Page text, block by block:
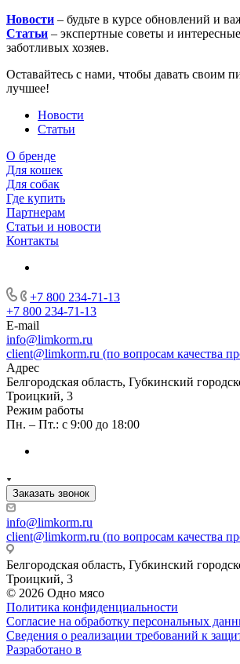
Новости – будьте в курсе обновлений и
Статьи – экспертные советы и
заботливых хозяев.
Оставайтесь с нами, чтобы давать своим
лучшее!
Новости
Статьи
О бренде
Для кошек
Для собак
Где купить
Партнерам
Статьи и новости
Контакты
+7 800 234-71-13
+7 800 234-71-13
E-mail
info@limkorm.ru
client@limkorm.ru (по вопросам качества
Адрес
Белгородская область, Губкинский
Троицкий, 3
Режим работы
Пн. – Пт.: с 9:00 до 18:00
Заказать звонок
info@limkorm.ru
client@limkorm.ru (по вопросам качества
Белгородская область, Губкинский
Троицкий, 3
© 2026 Одно мясо
Политика конфиденциальности
Согласие на обработку персональных
Сведения о реализации требований к
Разработано в